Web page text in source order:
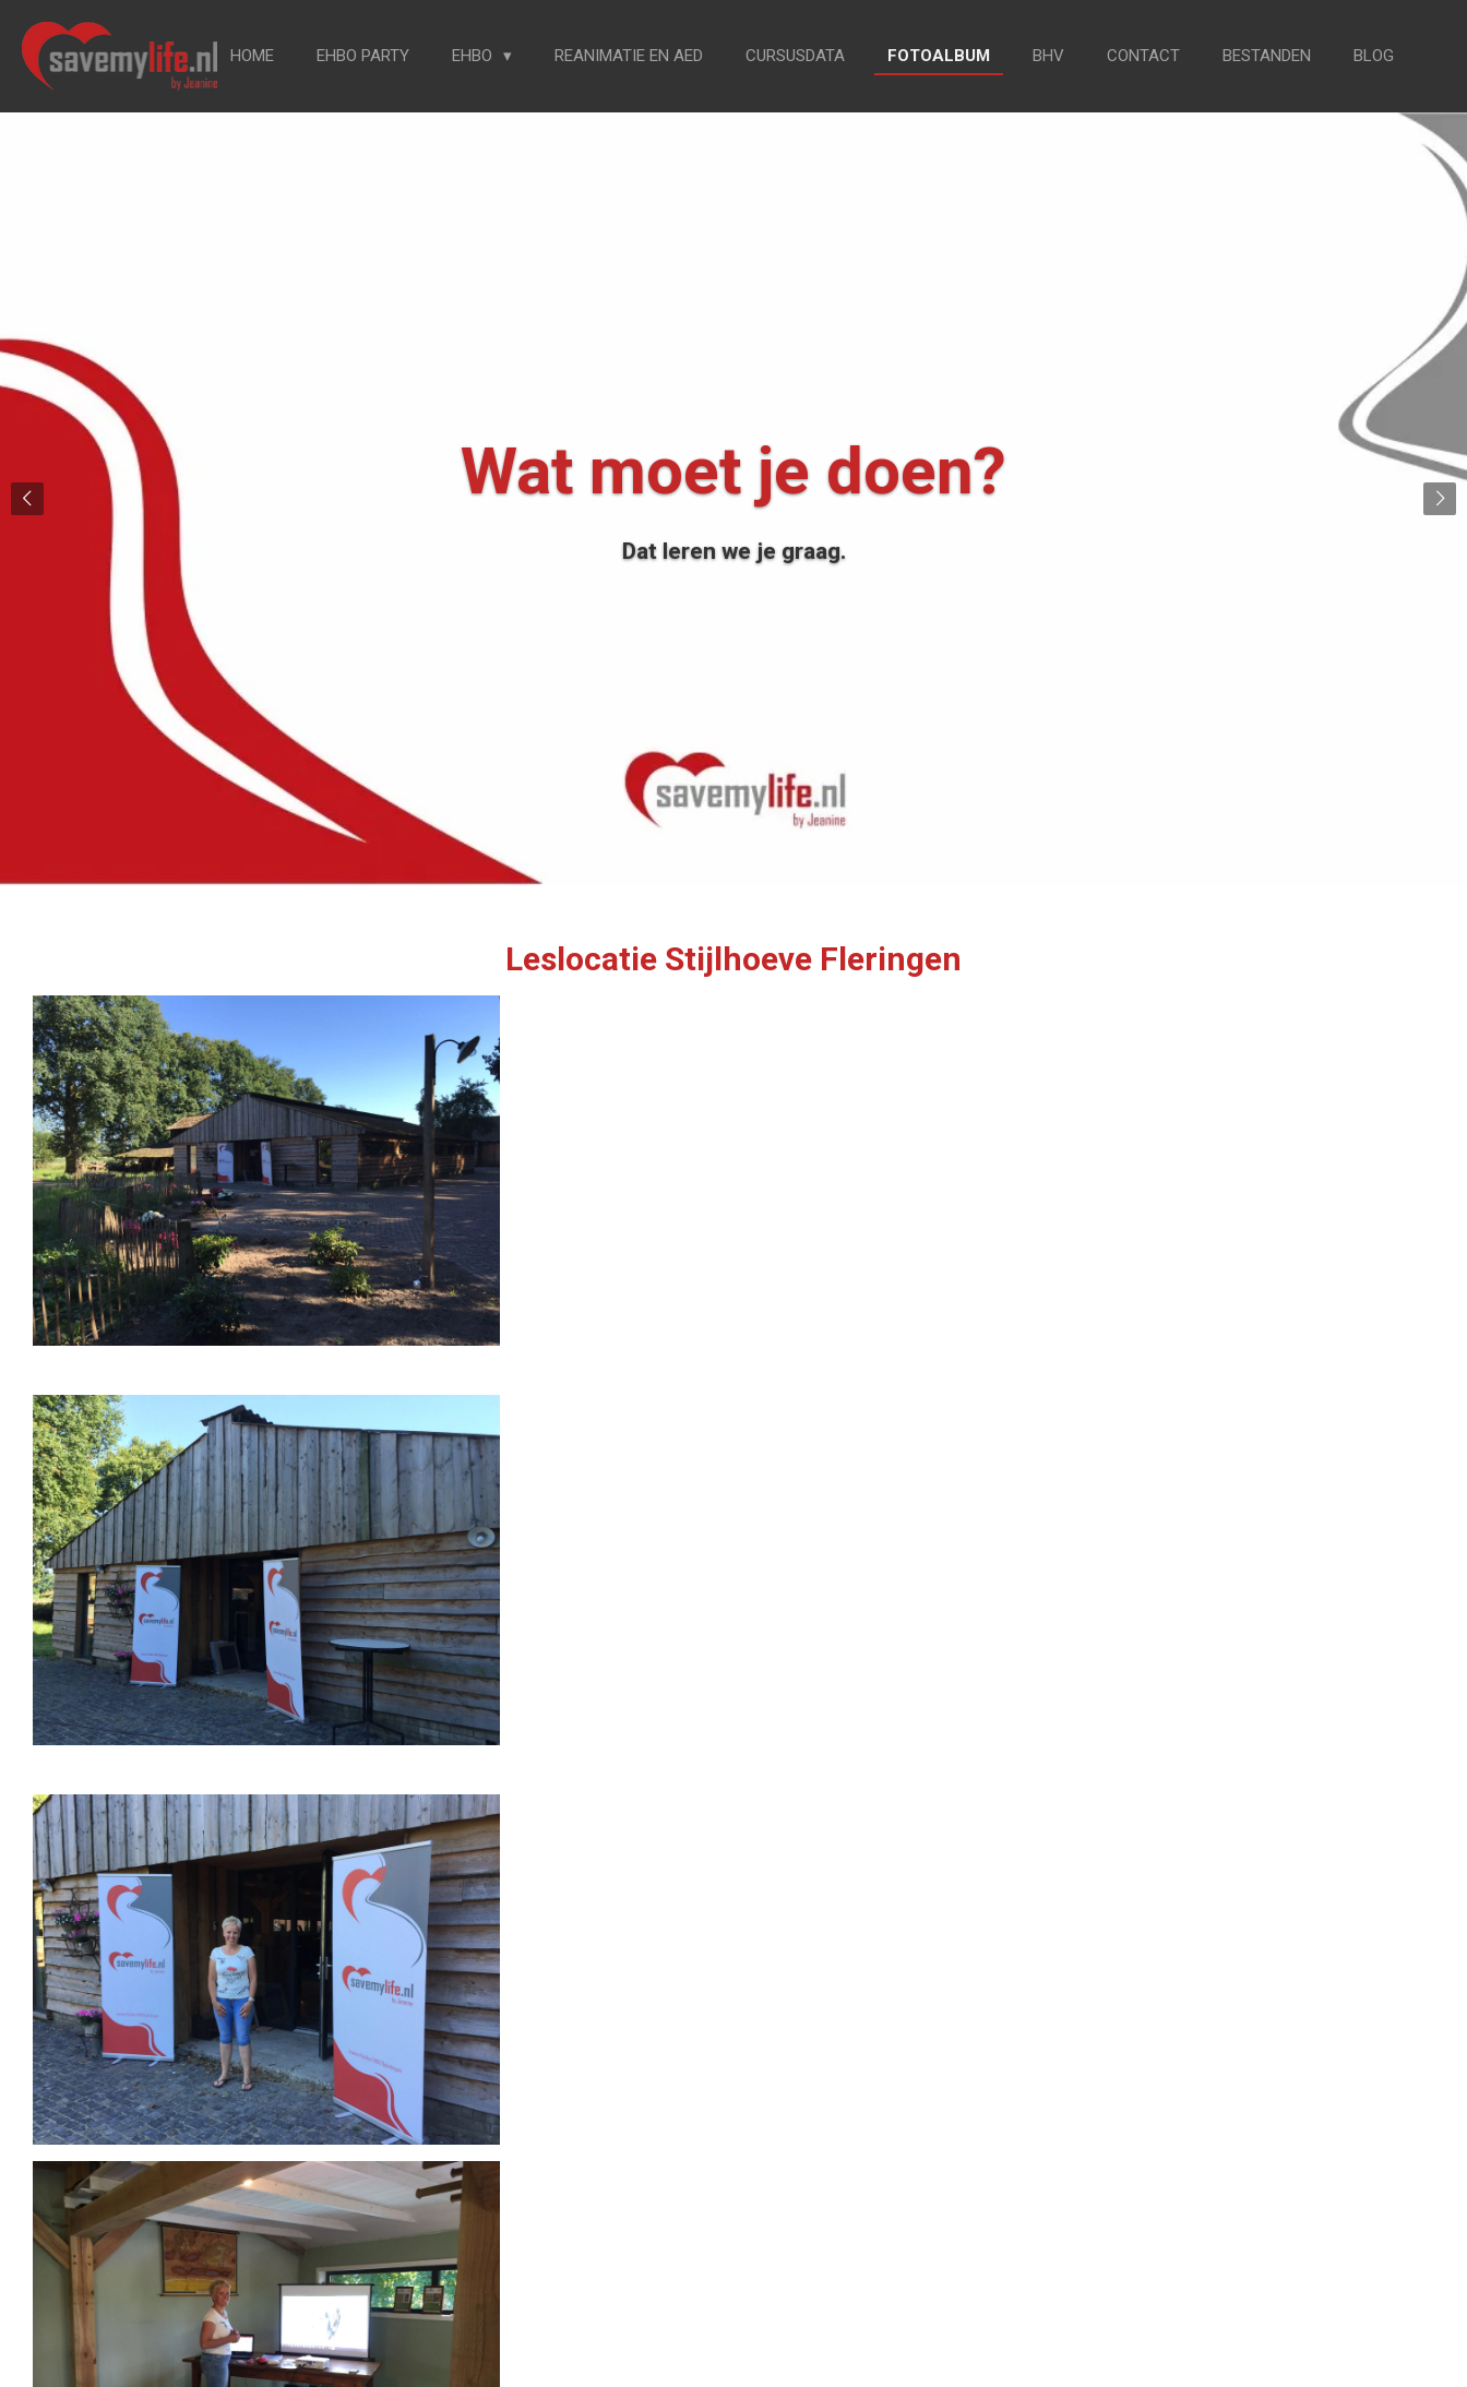
direct
naar
hoofdinhoud
HOME EHBO PARTY EHBO REANIMATIE EN AED CURSUSDATA FOTOALBUM BHV CONTACT BESTANDEN BLOG
Wat moet je doen?
Dat leren we je graag.
Leslocatie Stijlhoeve Fleringen